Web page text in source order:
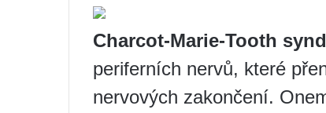
Charcot-Marie-Tooth
periferních nervů, které
nervových zakončení.